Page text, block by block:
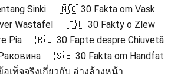
Sinki
🇳🇴 30 Fakta om Vask
Wastafel
🇵🇱 30 Fakty o Zlew
Pia
🇷🇴 30 Fapte despre Chiuvetă
🇸🇪 30 Fakta om Handfat
ท็จจริงเกี่ยวกับ อ่างล้างหน้า